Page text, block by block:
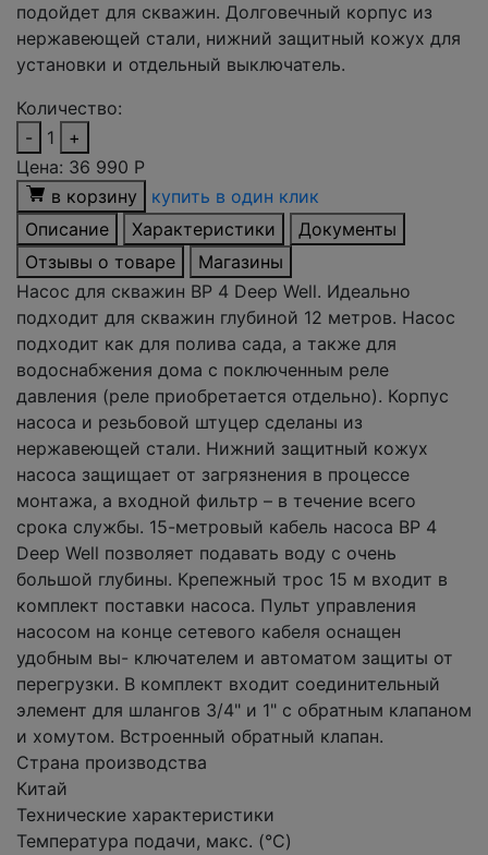
подойдет для скважин. Долговечный корпус из
нержавеющей стали, нижний защитный кожух для
установки и отдельный выключатель.
Количество:
-
1
+
Цена: 36 990 Р
в корзину
купить в один клик
Описание
Характеристики
Документы
Отзывы о товаре
Магазины
Насос для скважин ВР 4 Deep Well. Идеально
подходит для cкважин глубиной 12 метров. Насос
подходит как для полива сада, а также для
водоснабжения дома с поключенным реле
давления (реле приобретается отдельно). Корпус
насоса и резьбовой штуцер сделаны из
нержавеющей стали. Нижний защитный кожух
насоса защищает от загрязнения в процессе
монтажа, а входной фильтр – в течение всего
срока службы. 15-метровый кабель насоса BP 4
Deep Well позволяет подавать воду с очень
большой глубины. Крепежный трос 15 м входит в
комплект поставки насоса. Пульт управления
насосом на конце сетевого кабеля оснащен
удобным вы- ключателем и автоматом защиты от
перегрузки. В комплект входит соединительный
элемент для шлангов 3/4" и 1" с обратным клапаном
и хомутом. Встроенный обратный клапан.
Страна производства
Китай
Технические характеристики
Температура подачи, макс. (°C)